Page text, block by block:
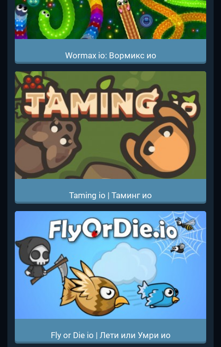
Wormax io: Вормикс ио
Taming io | Таминг ио
Fly or Die io | Лети или Умри ио